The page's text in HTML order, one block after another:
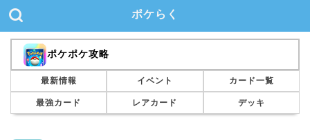
ポケらく
ポケポケ攻略
最新情報 イベント カード一覧
最強カード レアカード デッキ